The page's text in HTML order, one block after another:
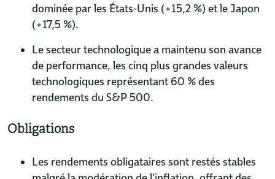
dominée par les États-Unis (+15,2 %) et le Japon
(+17,5 %).
Le secteur technologique a maintenu son avance
de performance, les cinq plus grandes valeurs
technologiques représentant 60 % des
rendements du S&P 500.
Obligations
Les rendements obligataires sont restés stables